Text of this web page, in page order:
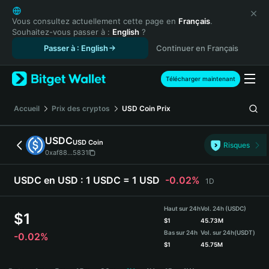
English
日本語
Tiếng Việt
Español (Latinoamérica)
Türkçe
Français
Deutsch
简体中文
繁體中文
Português (Portugal)
Bahasa Indonesia
ภาษาไทย
Español
Español (Argentina)
Vous consultez actuellement cette page en Français.
Souhaitez-vous passer à : English ?
Passer à : English
Continuer en Français
Télécharger maintenant
Accueil Prix des cryptos USD Coin Prix
USDCUSD Coin
0xaf88...5831
Risques
USDC en USD : 1 USDC = 1 USD -0.02% 1D
$1
-0.02%
Haut sur 24h
$1
Bas sur 24h
$1
Vol. 24h (USDC)
45.73M
Vol. sur 24h(USDT)
45.75M